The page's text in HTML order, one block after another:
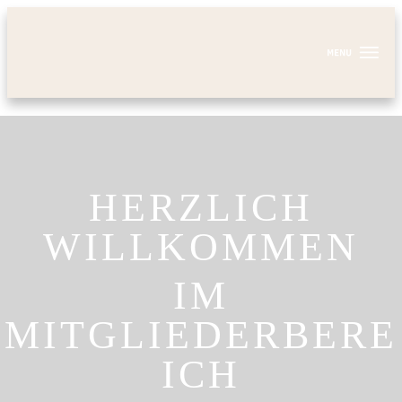
SANGHA
MEIN PROFIL
HERZLICH
WILLKOMMEN
IM
MITGLIEDERBERE
ICH